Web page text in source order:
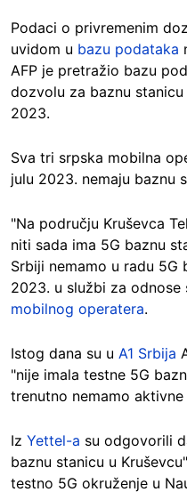
Podaci o privremenim
uvidom u bazu podataka
AFP je pretražio bazu
dozvolu za baznu stanicu
2023.
Sva tri srpska mobilna
julu 2023. nemaju baznu
"Na području Kruševca
niti sada ima 5G baznu
Srbiji nemamo u radu 5G
2023. u službi za odnose
mobilnog operatera.
Istog dana su u A1 Srbija
"nije imala testne 5G
trenutno nemamo
Iz Yettel-a su odgovorili
baznu stanicu u
testno 5G okruženje u